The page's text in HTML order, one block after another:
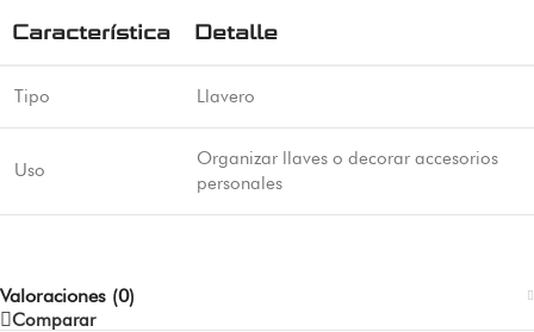
Característica Detalle
Tipo Llavero
Uso
Organizar llaves o decorar accesorios
personales
Valoraciones (0)
Comparar